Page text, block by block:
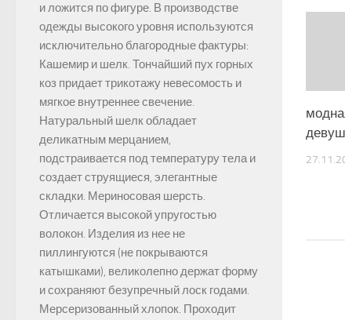
и ложится по фигуре. В производстве
одежды высокого уровня используются
исключительно благородные фактуры:
Кашемир и шелк. Тончайший пух горных
коз придает трикотажу невесомость и
мягкое внутреннее свечение.
Натуральный шелк обладает
деликатным мерцанием,
подстраивается под температуру тела и
создает струящиеся, элегантные
складки. Мериносовая шерсть.
Отличается высокой упругостью
волокон. Изделия из нее не
пиллингуются (не покрываются
катышками), великолепно держат форму
и сохраняют безупречный лоск годами.
Мерсеризованный хлопок. Проходит